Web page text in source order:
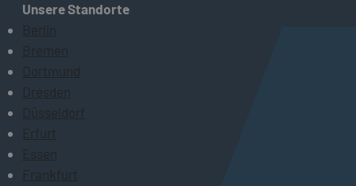
Unsere Standorte
Berlin
Bremen
Dortmund
Dresden
Düsseldorf
Erfurt
Essen
Frankfurt